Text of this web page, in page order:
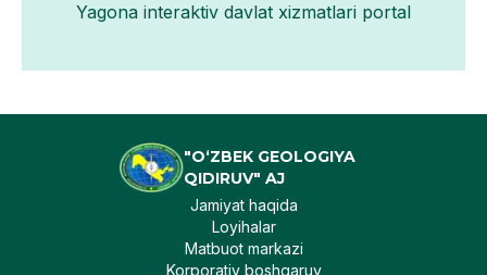
Yagona interaktiv davlat xizmatlari portal
"O‘ZBEK GEOLOGIYA
QIDIRUV" AJ
Jamiyat haqida
Loyihalar
Matbuot markazi
Korporativ boshqaruv